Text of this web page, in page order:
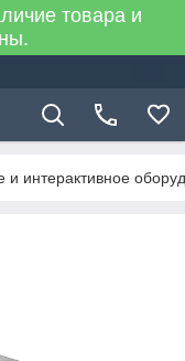
товара и
и интерактивное